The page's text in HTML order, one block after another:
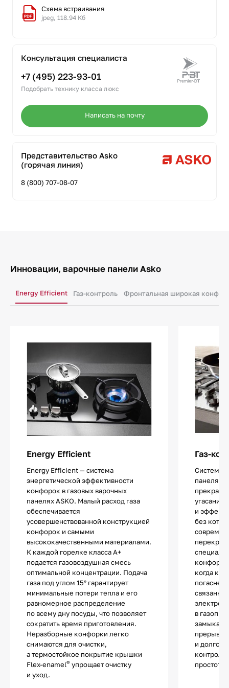
Схема встраивания
jpeg, 118.94 Кб
Консультация специалиста
+7 (495) 223-93-01
Подобрать технику класса люкс
Написать на почту
Представительство Asko
(горячая линия)
8 (800) 707-08-07
Инновации, варочные панели Asko
Energy Efficient Газ-контроль Фронтальная широкая
Energy Efficient
Energy Efficient — система
энергетической эффективности
конфорок в газовых варочных
панелях ASKO. Малый расход газа
обеспечивается
усовершенствованной конструкцией
конфорок и самыми
высококачественными материалами.
К каждой горелке класса А+
подается газовоздушная смесь
оптимальной концентрации. Подача
газа под углом 15° гарантирует
минимальные потери тепла и его
равномерное распределение
по всему дну посуды, что позволяет
сократить время приготовления.
Неразборные конфорки легко
снимаются для очистки,
а термостойкое покрытие крышки
Flex-enamel® упрощает очистку
и уход.
Газ-
Система
панелях
угасании
и
без
когда
погаснет,
в
и